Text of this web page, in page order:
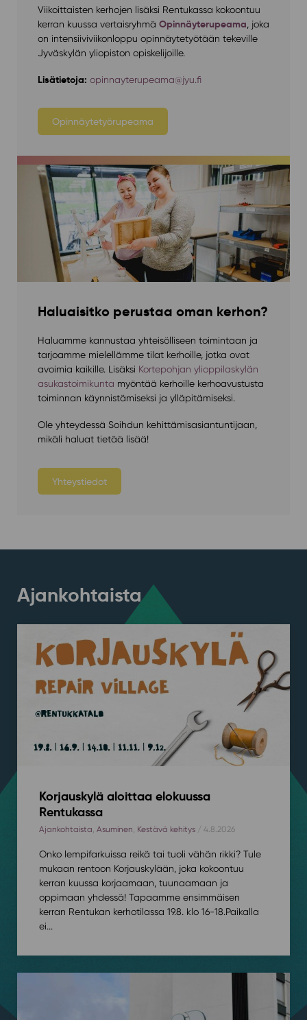
Viikoittaisten kerhojen lisäksi Rentukassa kokoontuu
kerran kuussa vertaisryhmä Opinnäyterupeama , joka
on intensiiviviikonloppu opinnäytetyötään tekeville
Jyväskylän yliopiston opiskelijoille.
Lisätietoja: opinnayterupeama@jyu.fi
Opinnäytetyörupeama
Haluaisitko perustaa oman kerhon?
Haluamme kannustaa yhteisölliseen toimintaan ja
tarjoamme mielellämme tilat kerhoille, jotka ovat
avoimia kaikille. Lisäksi Kortepohjan ylioppilaskylän
asukastoimikunta myöntää kerhoille kerhoavustusta
toiminnan käynnistämiseksi ja ylläpitämiseksi.
Ole yhteydessä Soihdun kehittämisasiantuntijaan,
mikäli haluat tietää lisää!
Yhteystiedot
Ajankohtaista
Korjauskylä aloittaa elokuussa
Rentukassa
Ajankohtaista, Asuminen, Kestävä kehitys/ 4.8.2026
Onko lempifarkuissa reikä tai tuoli vähän rikki? Tule
mukaan rentoon Korjauskylään, joka kokoontuu
kerran kuussa korjaamaan, tuunaamaan ja
oppimaan yhdessä! Tapaamme ensimmäisen
kerran Rentukan kerhotilassa 19.8. klo 16-18.⁠⁠Paikalla
ei...